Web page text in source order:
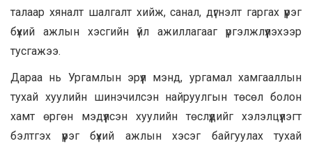
талаар хяналт шалгалт хийж, санал, дүгнэлт гаргах үүрэг
бүхий ажлын хэсгийн үйл ажиллагааг үргэлжлүүлэхээр
тусгажээ.
Дараа нь Ургамлын эрүүл мэнд, ургамал хамгааллын
тухай хуулийн шинэчилсэн найруулгын төсөл болон
хамт өргөн мэдүүлсэн хуулийн төслүүдийг хэлэлцүүлэгт
бэлтгэх үүрэг бүхий ажлын хэсэг байгуулах тухай